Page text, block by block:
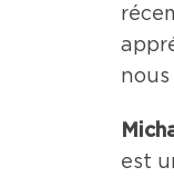
est